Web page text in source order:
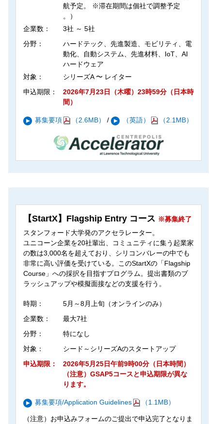
航予定。 ※滞在期間は個社で調整予定
。）
企業数：
3社 ～ 5社
分野：
ハードテック、先進製造、モビリティ、電
動化、自動システム、先進材料、IoT、AI
ハードウェア
対象：
シリーズA 〜 レイター
申込期限：
2026年7月23日（木曜）23時59分（日本時
間）
募集要項 （2.6MB） / （英語） （2.1MB）
【StartX】Flagship Entry コース ※募集終了
スタンフォード大学発のアクセラレーター。
ユニコーン企業を20社輩出、コミュニティに集う起業家
の数は3,000名を超えており、シリコンバレーの中でも
非常に高い評価を受けている。このStartXの「Flagship
Course」への採択を目指すプログラム。提出書類のブ
ラッシュアップや模擬面接などの支援を行う。
時期：
5月～8月上旬（オンラインのみ）
企業数：
最大7社
分野：
特になし
対象：
シード～シリーズAのスタートアップ
申込期限：
2026年5月25日午前9時00分（日本時間）
（注意）GSAP5コースと申込期限が異な
ります。
募集要項/Application Guidelines （1.1MB）
（注意）お申込みフォームのご提出で申込完了となりま